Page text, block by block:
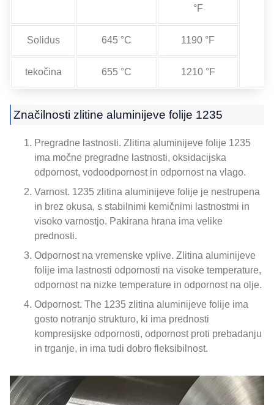
°F
Solidus 645 °C 1190 °F
tekočina 655 °C 1210 °F
Značilnosti zlitine aluminijeve folije 1235
Pregradne lastnosti. Zlitina aluminijeve folije 1235
ima močne pregradne lastnosti, oksidacijska
odpornost, vodoodpornost in odpornost na vlago.
Varnost. 1235 zlitina aluminijeve folije je nestrupena
in brez okusa, s stabilnimi kemičnimi lastnostmi in
visoko varnostjo. Pakirana hrana ima velike
prednosti.
Odpornost na vremenske vplive. Zlitina aluminijeve
folije ima lastnosti odpornosti na visoke temperature,
odpornost na nizke temperature in odpornost na olje.
Odpornost. The 1235 zlitina aluminijeve folije ima
gosto notranjo strukturo, ki ima prednosti
kompresijske odpornosti, odpornost proti prebadanju
in trganje, in ima tudi dobro fleksibilnost.